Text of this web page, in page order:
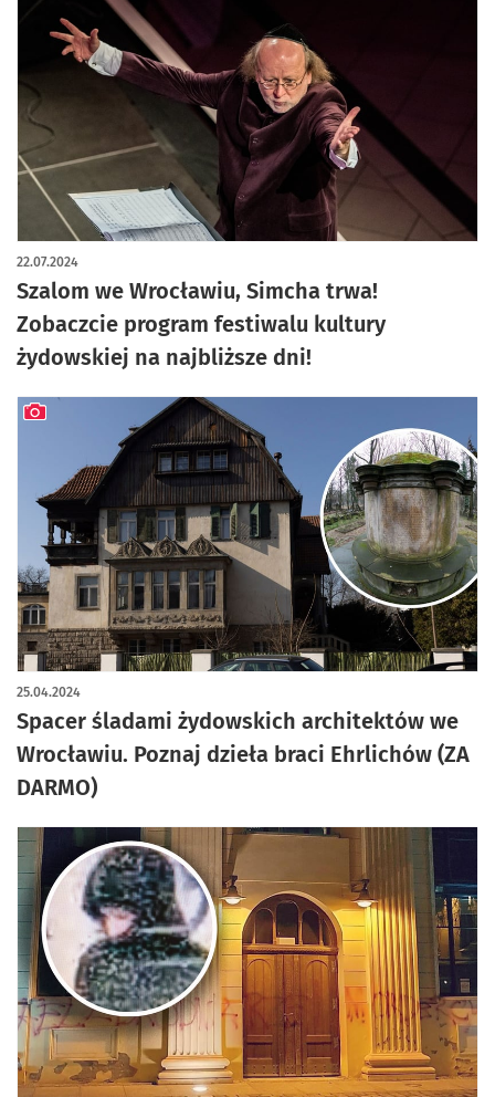
Szalom we Wrocławiu, Simcha trwa!
Zobaczcie program festiwalu kultury
żydowskiej na najbliższe dni!
22.07.2024
Spacer śladami żydowskich architektów we
Wrocławiu. Poznaj dzieła braci Ehrlichów (ZA
DARMO)
25.04.2024
artykuł z galerią zdjęć